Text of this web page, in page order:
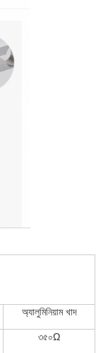
অ্যালুমিনিয়াম খাদ
৩৫০Ω